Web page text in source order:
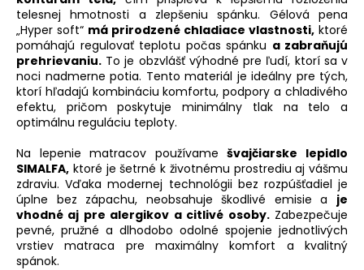
telesnej hmotnosti a zlepšeniu spánku. Gélová pena
„Hyper soft“ má prirodzené chladiace vlastnosti, ktoré
pomáhajú regulovať teplotu počas spánku a zabraňujú
prehrievaniu. To je obzvlášť výhodné pre ľudí, ktorí sa v
noci nadmerne potia. Tento materiál je ideálny pre tých,
ktorí hľadajú kombináciu komfortu, podpory a chladivého
efektu, pričom poskytuje minimálny tlak na telo a
optimálnu reguláciu teploty.
Na lepenie matracov používamešvajčiarske lepidlo
SIMALFA, ktoré je šetrné k životnému prostrediu aj vášmu
zdraviu. Vďaka modernej technológii bez rozpúšťadiel je
úplne bez zápachu, neobsahuje škodlivé emisie a je
vhodné aj pre alergikov a citlivé osoby.Zabezpečuje
pevné, pružné a dlhodobo odolné spojenie jednotlivých
vrstiev matraca pre maximálny komfort a kvalitný
spánok.